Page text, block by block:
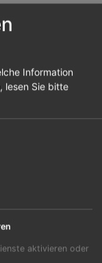
auch
Kastrup in
ab
Information
lesen Sie bitte
aktivieren oder